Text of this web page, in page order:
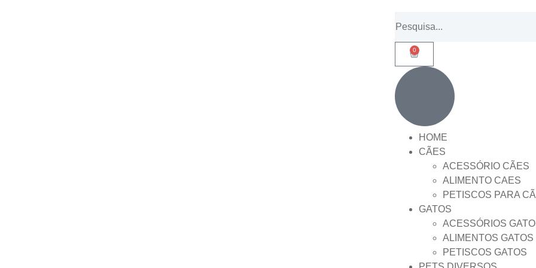
0
HOME
CÃES
ACESSÓRIO CÃES
ALIMENTO CAES
PETISCOS PARA
GATOS
ACESSÓRIOS
ALIMENTOS GATOS
PETISCOS GATOS